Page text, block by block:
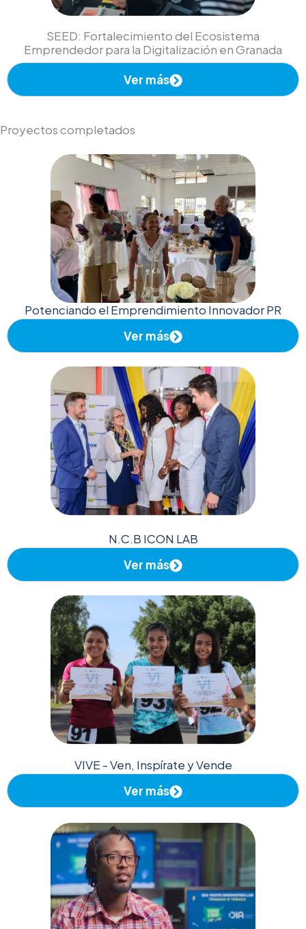
SEED: Fortalecimiento del Ecosistema
Emprendedor para la Digitalización en Granada
Ver más
Proyectos completados
Potenciando el Emprendimiento Innovador PR
Ver más
N.C.B ICON LAB
Ver más
VIVE - Ven, Inspírate y Vende
Ver más